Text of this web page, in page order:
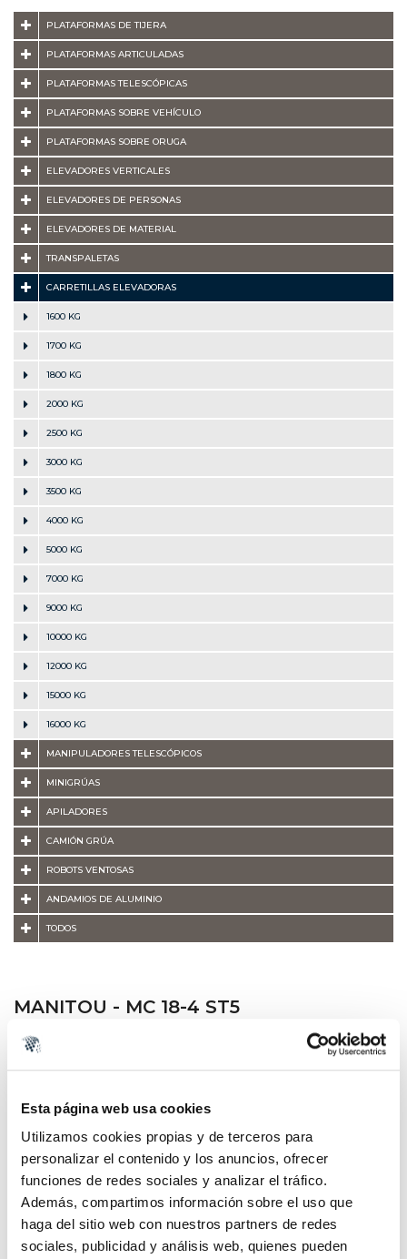
Esta página web usa cookies
Utilizamos cookies propias y de terceros para
personalizar el contenido y los anuncios, ofrecer
funciones de redes sociales y analizar el tráfico.
Además, compartimos información sobre el uso que
haga del sitio web con nuestros partners de redes
sociales, publicidad y análisis web, quienes pueden
PLATAFORMAS DE TIJERA
PLATAFORMAS ARTICULADAS
PLATAFORMAS TELESCÓPICAS
PLATAFORMAS SOBRE VEHÍCULO
PLATAFORMAS SOBRE ORUGA
ELEVADORES VERTICALES
ELEVADORES DE PERSONAS
ELEVADORES DE MATERIAL
TRANSPALETAS
CARRETILLAS ELEVADORAS
1600 KG
1700 KG
1800 KG
2000 KG
2500 KG
3000 KG
3500 KG
4000 KG
5000 KG
7000 KG
9000 KG
10000 KG
12000 KG
15000 KG
16000 KG
MANIPULADORES TELESCÓPICOS
MINIGRÚAS
APILADORES
CAMIÓN GRÚA
ROBOTS VENTOSAS
ANDAMIOS DE ALUMINIO
TODOS
MANITOU - MC 18-4 ST5